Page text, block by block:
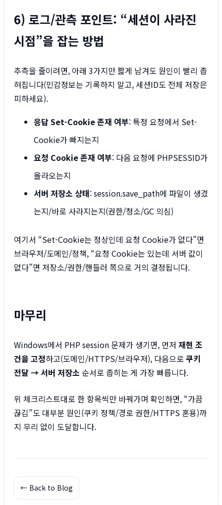
6) 로그/관측 포인트: “세션이 사라진
시점”을 잡는 방법
추측을 줄이려면, 아래 3가지만 짧게 남겨도 원인이 빨리 좁
혀집니다(민감정보는 기록하지 말고, 세션ID도 전체 저장은
피하세요).
응답 Set-Cookie 존재 여부: 특정 요청에서 Set-
Cookie가 빠지는지
요청 Cookie 존재 여부: 다음 요청에 PHPSESSID가
올라오는지
서버 저장소 상태: session.save_path에 파일이 생겼
는지/바로 사라지는지(권한/청소/GC 의심)
여기서 “Set-Cookie는 정상인데 요청 Cookie가 없다”면
브라우저/도메인/정책, “요청 Cookie는 있는데 서버 값이
없다”면 저장소/권한/핸들러 쪽으로 거의 결정됩니다.
마무리
Windows에서 PHP session 문제가 생기면, 먼저 재현 조
건을 고정하고(도메인/HTTPS/브라우저), 다음으로 쿠키
전달 → 서버 저장소 순서로 좁히는 게 가장 빠릅니다.
위 체크리스트대로 한 항목씩만 바꿔가며 확인하면, “가끔
끊김”도 대부분 원인(쿠키 정책/경로 권한/HTTPS 혼용)까
지 무리 없이 도달합니다.
← Back to Blog